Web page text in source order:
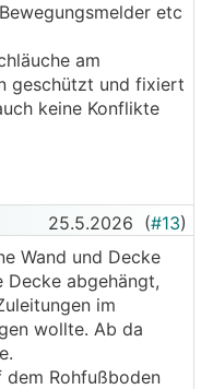
etc
am
geschützt und fixiert
keine Konflikte
25.5.2026 (#13)
Wand und Decke
Decke abgehängt,
im
wollte. Ab da
dem Rohfußboden